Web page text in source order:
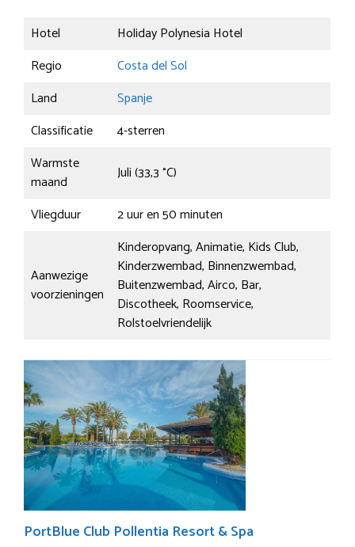
Hotel
Holiday Polynesia Hotel
Regio
Costa del Sol
Land
Spanje
Classificatie
4-sterren
Warmste
maand
Juli (33,3 °C)
Vliegduur
2 uur en 50 minuten
Aanwezige
voorzieningen
Kinderopvang, Animatie, Kids Club,
Kinderzwembad, Binnenzwembad,
Buitenzwembad, Airco, Bar,
Discotheek, Roomservice,
Rolstoelvriendelijk
PortBlue Club Pollentia Resort & Spa